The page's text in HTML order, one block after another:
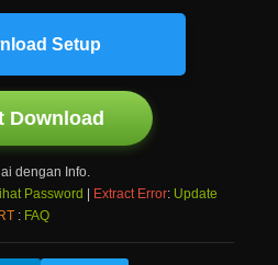
Setup
Download
dengan Info.
Password Extract Error: Update
: FAQ